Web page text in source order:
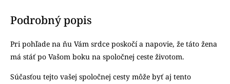
Podrobný popis
Pri pohľade na ňu Vám srdce poskočí a napovie, že táto žena
má stáť po Vašom boku na spoločnej ceste životom.
Súčasťou tejto vašej spoločnej cesty môže byť aj tento